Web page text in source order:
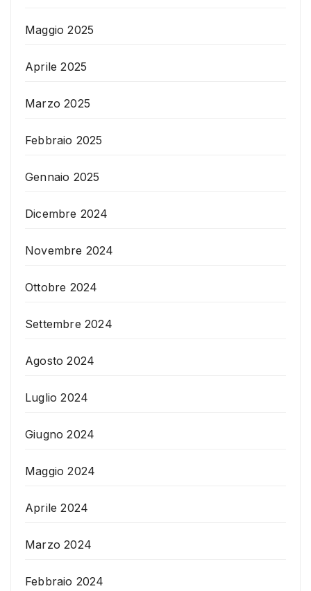
Maggio 2025
Aprile 2025
Marzo 2025
Febbraio 2025
Gennaio 2025
Dicembre 2024
Novembre 2024
Ottobre 2024
Settembre 2024
Agosto 2024
Luglio 2024
Giugno 2024
Maggio 2024
Aprile 2024
Marzo 2024
Febbraio 2024